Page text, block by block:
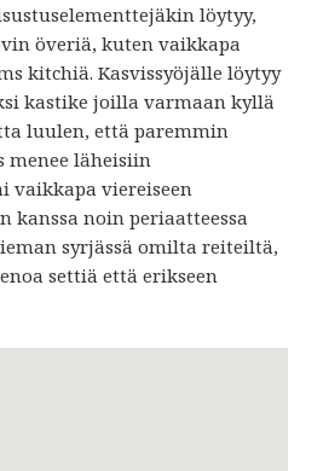
löytyy,
överiä, kuten vaikkapa
kitchiä. Kasvissyöjälle löytyy
kastike joilla varmaan kyllä
luulen, että paremmin
menee läheisiin
vaikkapa viereiseen
kanssa noin periaatteessa
syrjässä omilta reiteiltä,
settiä että erikseen